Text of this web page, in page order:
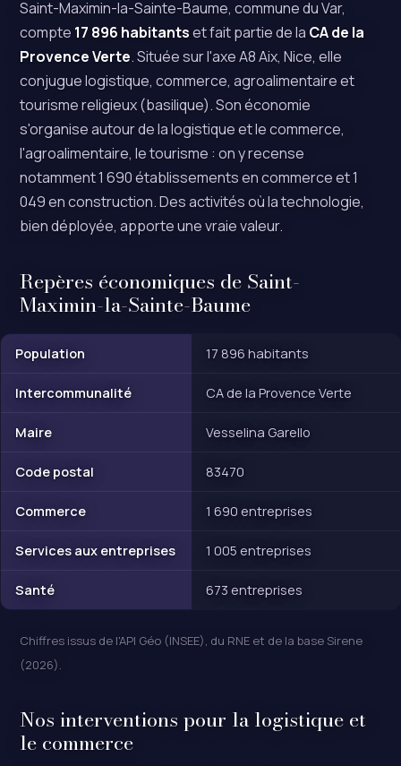
Saint-Maximin-la-Sainte-Baume, commune du Var,
compte 17 896 habitantset fait partie de la CA de la
Provence Verte. Située sur l'axe A8 Aix, Nice, elle
conjugue logistique, commerce, agroalimentaire et
tourisme religieux (basilique). Son économie
s'organise autour de la logistique et le commerce,
l'agroalimentaire, le tourisme : on y recense
notamment 1 690 établissements en commerce et 1
049 en construction. Des activités où la technologie,
bien déployée, apporte une vraie valeur.
Repères économiques de Saint-
Maximin-la-Sainte-Baume
Population 17 896 habitants
Intercommunalité CA de la Provence Verte
Maire Vesselina Garello
Code postal 83470
Commerce 1 690 entreprises
Services aux entreprises 1 005 entreprises
Santé 673 entreprises
Chiffres issus de l'API Géo (INSEE), du RNE et de la base Sirene
(2026).
Nos interventions pour la logistique et
le commerce